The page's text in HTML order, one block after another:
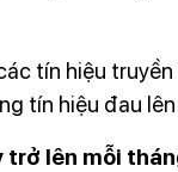
tín hiệu
mang tín hiệu
lên mỗi